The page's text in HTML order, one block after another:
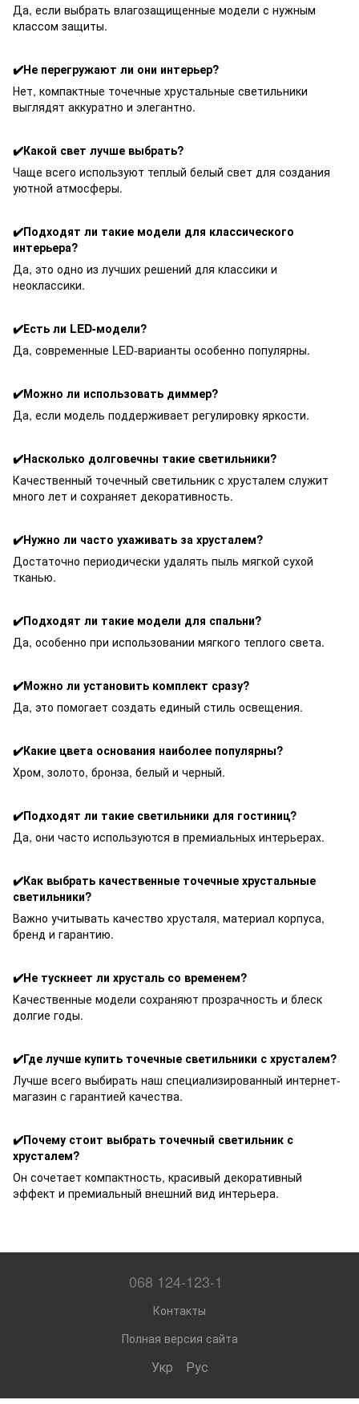
Да, если выбрать влагозащищенные модели с нужным
классом защиты.
✔️Не перегружают ли они интерьер?
Нет, компактные точечные хрустальные светильники
выглядят аккуратно и элегантно.
✔️Какой свет лучше выбрать?
Чаще всего используют теплый белый свет для создания
уютной атмосферы.
✔️Подходят ли такие модели для классического
интерьера?
Да, это одно из лучших решений для классики и
неоклассики.
✔️Есть ли LED-модели?
Да, современные LED-варианты особенно популярны.
✔️Можно ли использовать диммер?
Да, если модель поддерживает регулировку яркости.
✔️Насколько долговечны такие светильники?
Качественный точечный светильник с хрусталем служит
много лет и сохраняет декоративность.
✔️Нужно ли часто ухаживать за хрусталем?
Достаточно периодически удалять пыль мягкой сухой
тканью.
✔️Подходят ли такие модели для спальни?
Да, особенно при использовании мягкого теплого света.
✔️Можно ли установить комплект сразу?
Да, это помогает создать единый стиль освещения.
✔️Какие цвета основания наиболее популярны?
Хром, золото, бронза, белый и черный.
✔️Подходят ли такие светильники для гостиниц?
Да, они часто используются в премиальных интерьерах.
✔️Как выбрать качественные точечные хрустальные
светильники?
Важно учитывать качество хрусталя, материал корпуса,
бренд и гарантию.
✔️Не тускнеет ли хрусталь со временем?
Качественные модели сохраняют прозрачность и блеск
долгие годы.
✔️Где лучше купить точечные светильники с хрусталем?
Лучше всего выбирать наш специализированный интернет-
магазин с гарантией качества.
✔️Почему стоит выбрать точечный светильник с
хрусталем?
Он сочетает компактность, красивый декоративный
эффект и премиальный внешний вид интерьера.
068 124-123-1
Контакты
Полная версия сайта
Укр Рус